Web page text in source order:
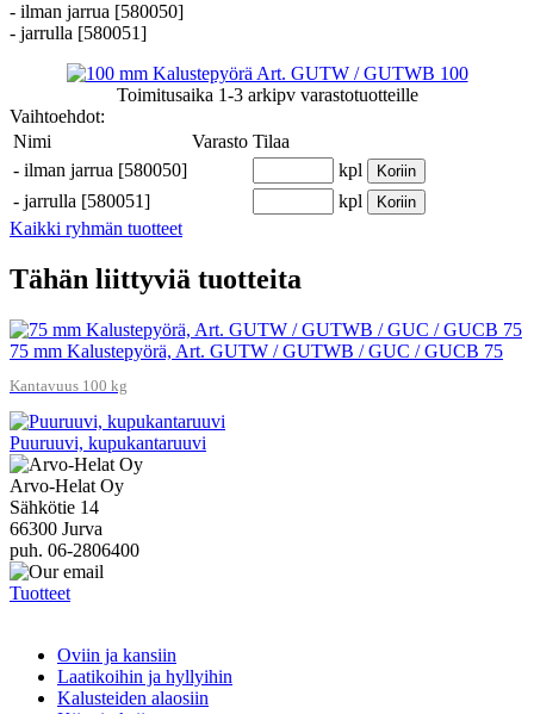
- ilman jarrua [580050]
- jarrulla [580051]
Toimitusaika 1-3 arkipvvarastotuotteille
Vaihtoehdot:
Nimi
Varasto Tilaa
- ilman jarrua [580050] kpl Koriin
- jarrulla [580051] kpl Koriin
Kaikki ryhmän tuotteet
Tähän liittyviä tuotteita
75 mm Kalustepyörä, Art. GUTW / GUTWB / GUC / GUCB 75
Kantavuus 100 kg
Puuruuvi, kupukantaruuvi
Arvo-Helat Oy
Sähkötie 14
66300 Jurva
puh. 06-2806400
Tuotteet
Oviin ja kansiin
Laatikoihin ja hyllyihin
Kalusteiden alaosiin